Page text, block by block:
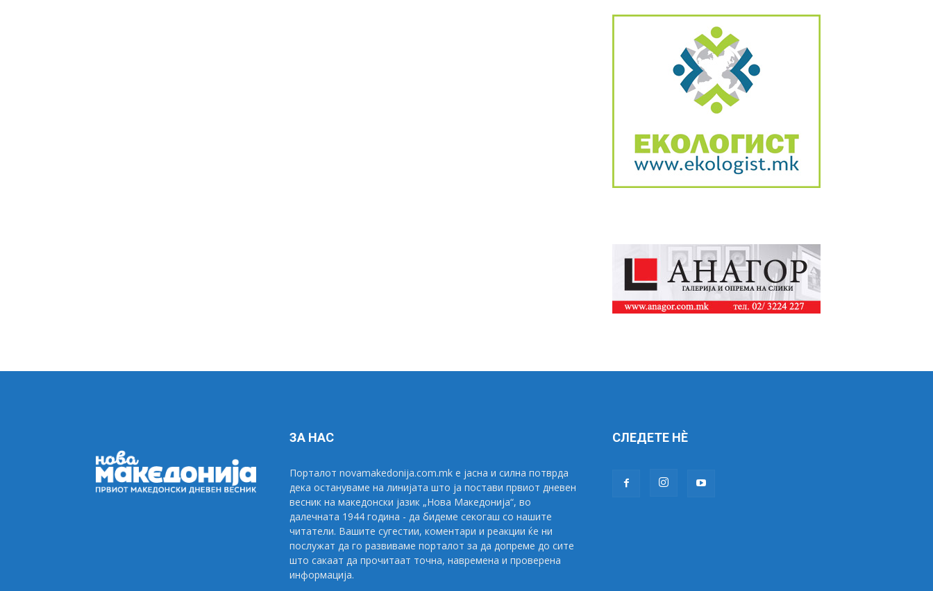
ЗА НАС
Порталот novamakedonija.com.mk е јасна и силна потврда
дека остануваме на линијата што ја постави првиот дневен
весник на македонски јазик „Нова Македонија“, во
далечната 1944 година - да бидеме секогаш со нашите
читатели. Вашите сугестии, коментари и реакции ќе ни
послужат да го развиваме порталот за да допреме до сите
што сакаат да прочитаат точна, навремена и проверена
информација.
СЛЕДЕТЕ НÈ